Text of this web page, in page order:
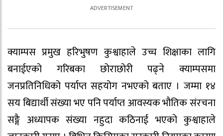
क्याम्पस प्रमुख हरिभुषण कुश्वाहाले उच्च शिक्षाका लागि
बनाईएको गरिबका छोराछोरी पढ्ने क्याम्पसमा
जनप्रतिनिधिको पर्याप्त सहयोग नभएको बताए । जम्मा १४
सय बिद्यार्थी संख्या भए पनि पर्याप्त आवस्यक भौतिक संरचना
सङ्गै अध्यापक संख्या नहुदा कठिनाई भएको कुश्वाहाले